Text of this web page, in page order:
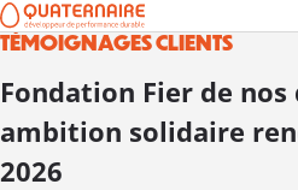
Aller à la
Aller au
TÉMOIGNAGES CLIENTS
Fondation Fier de
ambition solidaire
2026